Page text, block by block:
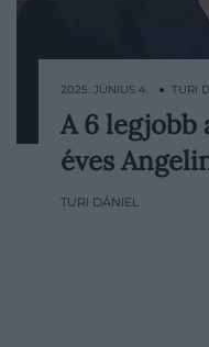
Ma ünnepli 50.
emblematikus
nemcsak
2025. JÚNIUS 4. ● TURI
A 6 legjobb
éves
TURI DÁNIEL